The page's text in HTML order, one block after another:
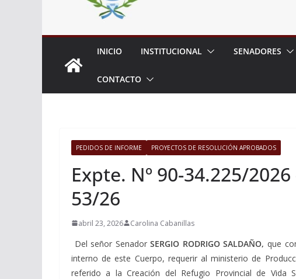
INICIO INSTITUCIONAL SENADORES
CONTACTO
PEDIDOS DE INFORME PROYECTOS DE RESOLUCIÓN APROBADOS
Expte. Nº 90-34.225/
53/26
abril 23, 2026 Carolina Cabanillas
Del señor SenadorSERGIO RODRIGO SALDAÑO, que
interno de este Cuerpo, requerir al ministerio de
referido a la Creación del Refugio Provincial de